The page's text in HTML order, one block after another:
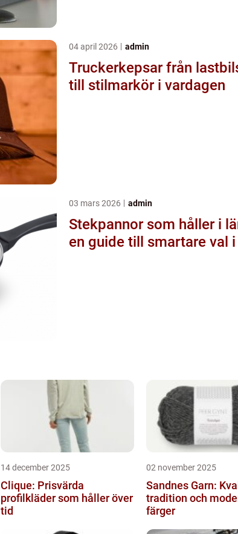
04 april 2026 admin
Truckerkepsar från lastbilshytt
till stilmarkör i vardagen
03 mars 2026 admin
Stekpannor som håller i
en guide till smartare val
14 december 2025
Clique: Prisvärda
profilkläder som håller över
tid
02 november 2025
Sandnes Garn:
tradition och
färger